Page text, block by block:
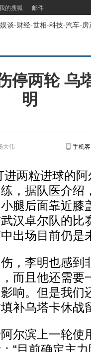
的搜狐 邮件
娱谈-财经-世相-科技-汽车-房
停两轮 乌
明
大伟 手机
两粒进球的阿
，据队医介绍
腿后面靠近膝
汉卓尔队的比
出场目前仍是
李明也感到
而且他还需要
响。但是我们
补乌塔卡休战
滨上一轮使